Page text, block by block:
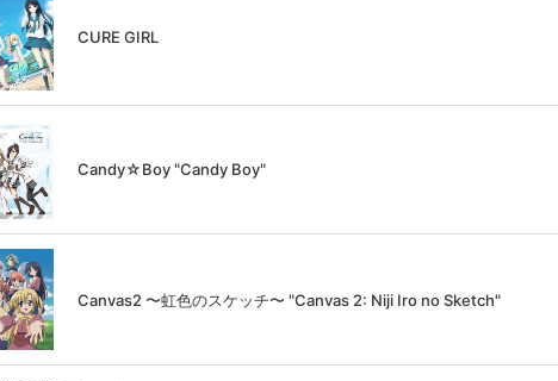
CURE GIRL
Candy☆Boy "Candy Boy"
Canvas2 〜虹色のスケッチ〜 "Canvas 2: Niji Iro no Sketch"